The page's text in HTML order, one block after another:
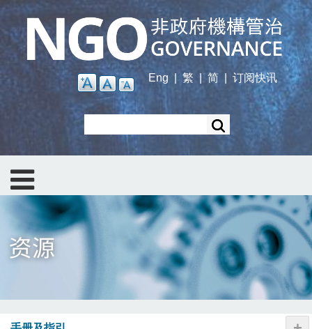
Skip
main
content
Eng
繁 | 简 订阅快讯